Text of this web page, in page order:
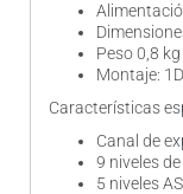
Peso 0,8 kg
Montaje:
Características
Canal de
9 niveles
5 niveles